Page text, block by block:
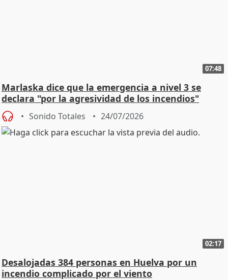
07:48
Marlaska dice que la emergencia a nivel 3 se
declara "por la agresividad de los incendios"
Sonido Totales 24/07/2026
02:17
Desalojadas 384 personas en Huelva por un
incendio complicado por el viento